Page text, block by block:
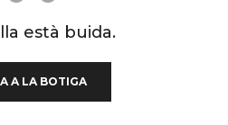
està buida.
A LA BOTIGA